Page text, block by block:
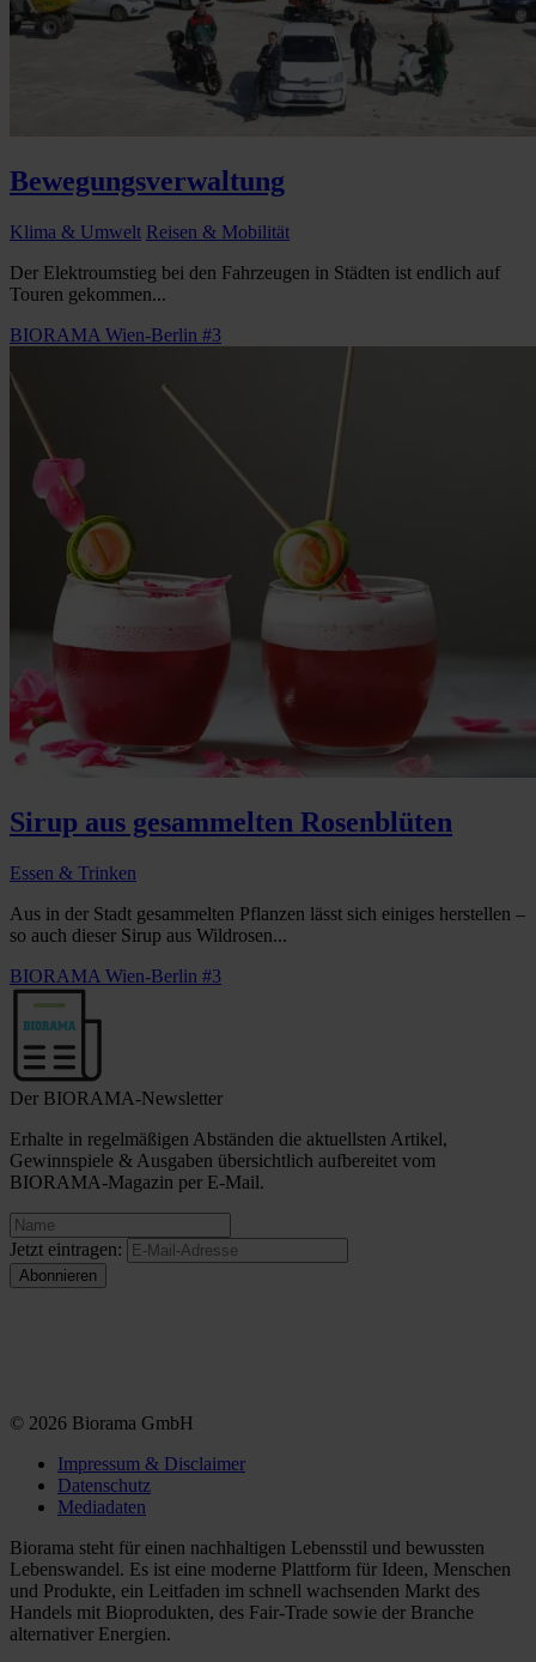
Bewegungsverwaltung
Klima & Umwelt Reisen & Mobilität
Der Elektroumstieg bei den Fahrzeugen in Städten ist endlich auf
Touren gekommen...
BIORAMA Wien-Berlin #3
Sirup aus gesammelten Rosenblüten
Essen & Trinken
Aus in der Stadt gesammelten Pflanzen lässt sich einiges herstellen –
so auch dieser Sirup aus Wildrosen...
BIORAMA Wien-Berlin #3
Der BIORAMA-Newsletter
Erhalte in regelmäßigen Abständen die aktuellsten Artikel,
Gewinnspiele & Ausgaben übersichtlich aufbereitet vom
BIORAMA-Magazin per E-Mail.
Jetzt eintragen:
© 2026 Biorama GmbH
Impressum & Disclaimer
Datenschutz
Mediadaten
Biorama steht für einen nachhaltigen Lebensstil und bewussten
Lebenswandel. Es ist eine moderne Plattform für Ideen, Menschen
und Produkte, ein Leitfaden im schnell wachsenden Markt des
Handels mit Bioprodukten, des Fair-Trade sowie der Branche
alternativer Energien.